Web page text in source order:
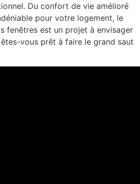
Du confort de vie amélioré
pour votre logement, le
fenêtres est un projet à envisager
vous prêt à faire le grand saut